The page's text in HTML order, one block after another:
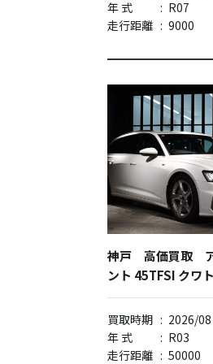
年 式
: R07
走行距離 : 9000
神戸 高価買取 ア
ント 45TFSI クワ
買取時期 : 2026/08
年 式
: R03
走行距離 : 50000